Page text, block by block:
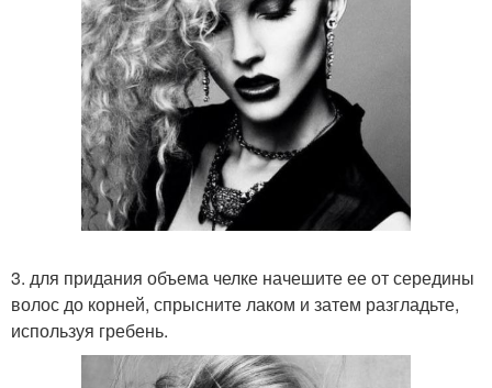
3. для придания объема челке начешите ее от середины
волос до корней, спрысните лаком и затем разгладьте,
используя гребень.